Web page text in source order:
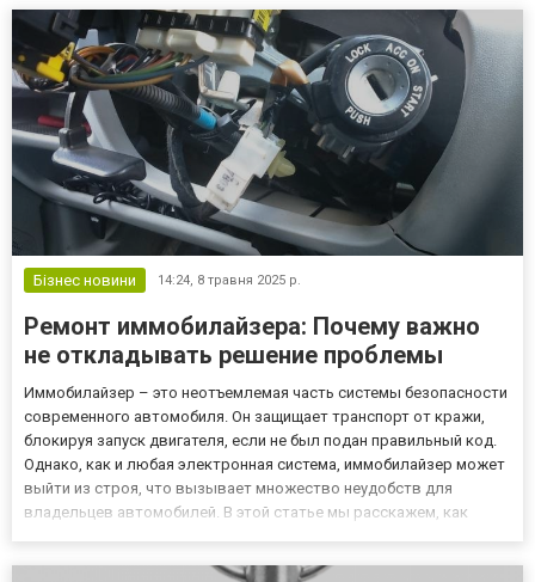
Бізнес новини 14:24, 8 травня 2025 р.
Ремонт иммобилайзера: Почему важно
не откладывать решение проблемы
Иммобилайзер – это неотъемлемая часть системы безопасности
современного автомобиля. Он защищает транспорт от кражи,
блокируя запуск двигателя, если не был подан правильный код.
Однако, как и любая электронная система, иммобилайзер может
выйти из строя, что вызывает множество неудобств для
владельцев автомобилей. В этой статье мы расскажем, как